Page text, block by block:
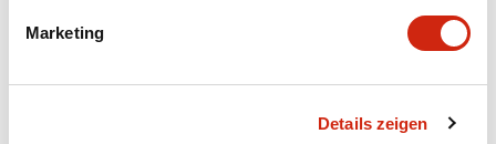
Marketing
Details zeigen
Other Specifications